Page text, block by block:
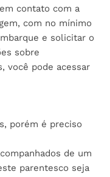
contato com a
com no mínimo
e solicitar o
sobre
você pode acessar
porém é preciso
de um
parentesco seja